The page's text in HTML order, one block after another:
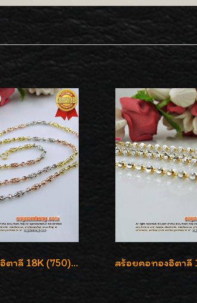
สร้อยคอทองอิตาลี 18K (750) ชุบ 3 สี แกะลายสวยรุ่นใหม่ ลายละเอียดเงาวิบวับค่ะ